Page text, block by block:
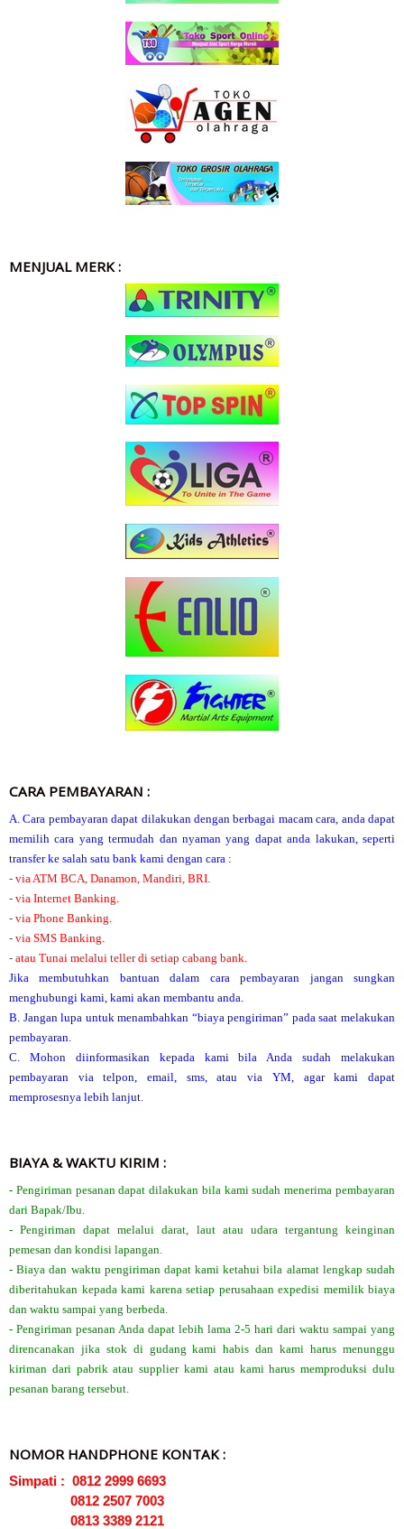
MENJUAL MERK :
CARA PEMBAYARAN :
A. Cara pembayaran dapat dilakukan dengan berbagai macam cara, anda dapat
memilih cara yang termudah dan nyaman yang dapat anda lakukan, seperti
transfer ke salah satu bank kami dengan cara :
- via ATM BCA, Danamon, Mandiri, BRI.
- via Internet Banking.
- via Phone Banking.
- via SMS Banking.
- atau Tunai melalui teller di setiap cabang bank.
Jika membutuhkan bantuan dalam cara pembayaran jangan sungkan
menghubungi kami, kami akan membantu anda.
B. Jangan lupa untuk menambahkan “biaya pengiriman” pada saat melakukan
pembayaran.
C. Mohon diinformasikan kepada kami bila Anda sudah melakukan
pembayaran via telpon, email, sms, atau via YM, agar kami dapat
memprosesnya lebih lanjut.
BIAYA & WAKTU KIRIM :
- Pengiriman pesanan dapat dilakukan bila kami sudah menerima pembayaran
dari Bapak/Ibu.
- Pengiriman dapat melalui darat, laut atau udara tergantung keinginan
pemesan dan kondisi lapangan.
- Biaya dan waktu pengiriman dapat kami ketahui bila alamat lengkap sudah
diberitahukan kepada kami karena setiap perusahaan expedisi memilik biaya
dan waktu sampai yang berbeda.
- Pengiriman pesanan Anda dapat lebih lama 2-5 hari dari waktu sampai yang
direncanakan jika stok di gudang kami habis dan kami harus menunggu
kiriman dari pabrik atau supplier kami atau kami harus memproduksi dulu
pesanan barang tersebut.
NOMOR HANDPHONE KONTAK :
Simpati : 0812 2999 6693
0812 2507 7003
0813 3389 2121